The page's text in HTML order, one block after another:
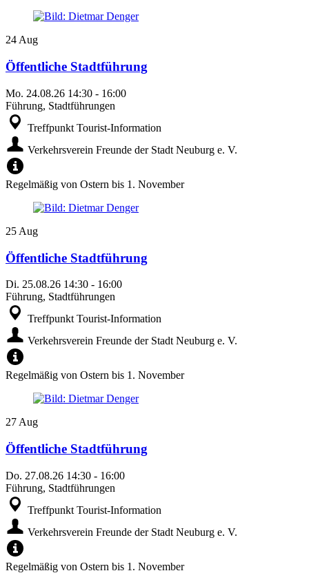
24Aug
Öffentliche Stadtführung
Mo. 24.08.26 14:30 - 16:00
Führung, Stadtführungen
Treffpunkt Tourist-Information
Verkehrsverein Freunde der Stadt Neuburg e. V.
Regelmäßig von Ostern bis 1. November
25 Aug
Öffentliche Stadtführung
Di. 25.08.26 14:30 - 16:00
Führung, Stadtführungen
Treffpunkt Tourist-Information
Verkehrsverein Freunde der Stadt Neuburg e. V.
Regelmäßig von Ostern bis 1. November
27 Aug
Öffentliche Stadtführung
Do. 27.08.26 14:30 - 16:00
Führung, Stadtführungen
Treffpunkt Tourist-Information
Verkehrsverein Freunde der Stadt Neuburg e. V.
Regelmäßig von Ostern bis 1. November